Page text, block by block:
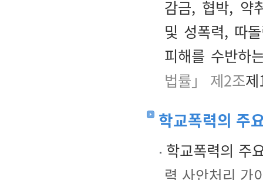
감금, 협박, 약
및 성폭력, 따
피해를 수반하
법률」 제2조
학교폭력의 주
학교폭력의 주
력 사안처리 가